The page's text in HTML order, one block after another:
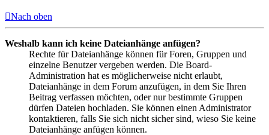
Nach oben
Weshalb kann ich keine Dateianhänge anfügen?
Rechte für Dateianhänge können für Foren, Gruppen und
einzelne Benutzer vergeben werden. Die Board-
Administration hat es möglicherweise nicht erlaubt,
Dateianhänge in dem Forum anzufügen, in dem Sie Ihren
Beitrag verfassen möchten, oder nur bestimmte Gruppen
dürfen Dateien hochladen. Sie können einen Administrator
kontaktieren, falls Sie sich nicht sicher sind, wieso Sie keine
Dateianhänge anfügen können.